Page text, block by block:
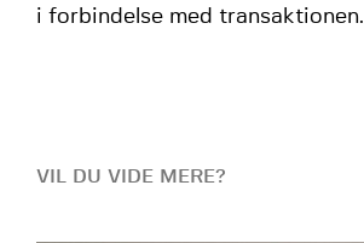
i forbindelse med transaktionen.
VIL DU VIDE MERE?